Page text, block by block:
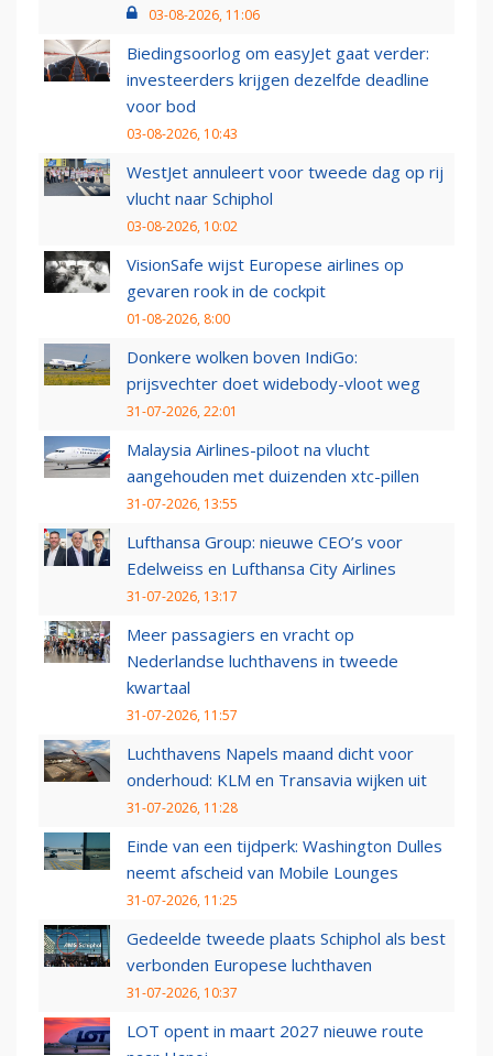
03-08-2026, 11:06
Biedingsoorlog om easyJet gaat verder:
investeerders krijgen dezelfde deadline
voor bod
03-08-2026, 10:43
WestJet annuleert voor tweede dag op rij
vlucht naar Schiphol
03-08-2026, 10:02
VisionSafe wijst Europese airlines op
gevaren rook in de cockpit
01-08-2026, 8:00
Donkere wolken boven IndiGo:
prijsvechter doet widebody-vloot weg
31-07-2026, 22:01
Malaysia Airlines-piloot na vlucht
aangehouden met duizenden xtc-pillen
31-07-2026, 13:55
Lufthansa Group: nieuwe CEO’s voor
Edelweiss en Lufthansa City Airlines
31-07-2026, 13:17
Meer passagiers en vracht op
Nederlandse luchthavens in tweede
kwartaal
31-07-2026, 11:57
Luchthavens Napels maand dicht voor
onderhoud: KLM en Transavia wijken uit
31-07-2026, 11:28
Einde van een tijdperk: Washington Dulles
neemt afscheid van Mobile Lounges
31-07-2026, 11:25
Gedeelde tweede plaats Schiphol als best
verbonden Europese luchthaven
31-07-2026, 10:37
LOT opent in maart 2027 nieuwe route